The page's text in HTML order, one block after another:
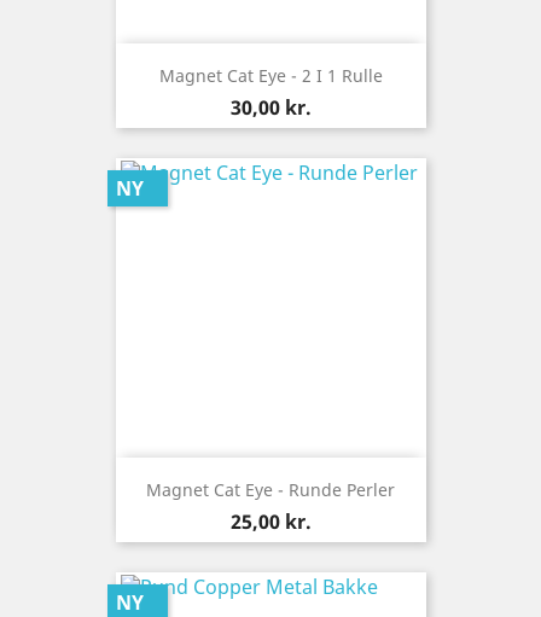
Magnet Cat Eye - 2 I 1 Rulle
Pris
30,00 kr.
Magnet Cat Eye - Runde Perler
Pris
25,00 kr.
NY
NY